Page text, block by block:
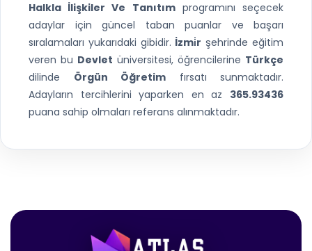
Halkla İlişkiler Ve Tanıtımprogramını seçecek
adaylar için güncel taban puanlar ve başarı
sıralamaları yukarıdaki gibidir. İzmi̇r şehrinde eğitim
veren bu Devlet üniversitesi, öğrencilerine Türkçe
dilinde Örgün Öğretim fırsatı sunmaktadır.
Adayların tercihlerini yaparken en az 365.93436
puana sahip olmaları referans alınmaktadır.